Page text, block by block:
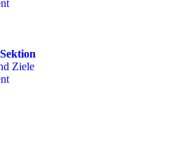
Ziele